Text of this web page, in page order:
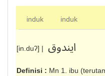
induk induk
[in.duʔ] | ايندوق
Definisi : Mn 1. ibu